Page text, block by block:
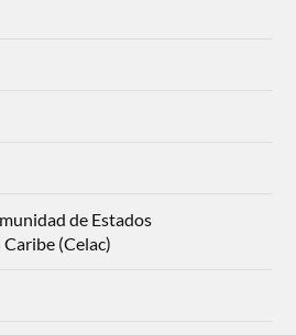
de Estados
(Celac)